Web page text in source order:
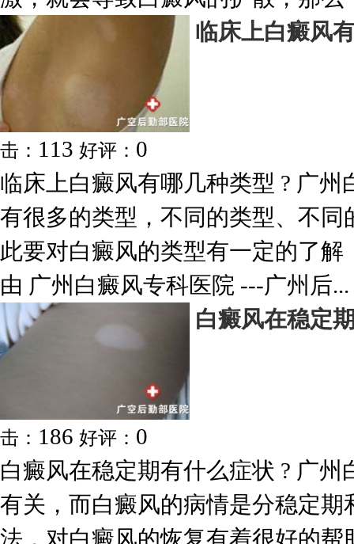
临床上白癜风
击： 113 好评： 0
临床上白癜风有哪几种类型 ? 广
有很多的类型，不同的类型、不
此要对白癜风的类型有一定的了
由 广州白癜风专科医院 ---广州后...
白癜风在稳定
击： 186 好评： 0
白癜风在稳定期有什么症状 ? 广
有关，而白癜风的病情是分稳定
法，对白癜风的恢复有着很好的